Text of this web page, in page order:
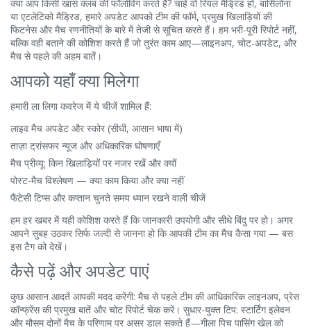
क्या आप किसी खास क्लब की फॉलोविंग करते हैं? चाहे वो रियल मैड्रिड हो, बार्सिलोना
या एटलेटिको मैड्रिड, हमारे अपडेट आपको टीम की फॉर्म, प्रमुख खिलाड़ियों की
फिटनेस और मैच रणनीतियों के बारे में तेजी से सूचित करते हैं। हम भरी-पूरी रिपोर्ट नहीं,
बल्कि वही बताने की कोशिश करते हैं जो तुरंत काम आए—लाइनअप, चोट-अपडेट, और
मैच से पहले की अहम बातें।
आपको यहाँ क्या मिलेगा
हमारी ला लिगा कवरेज में ये चीजें शामिल हैं:
लाइव मैच अपडेट और स्कोर (सीधी, आसान भाषा में)
ताज़ा ट्रांसफर न्यूज और अधिकारिक घोषणाएँ
मैच प्रीव्यू: किन खिलाड़ियों पर नजर रखें और क्यों
पोस्ट-मैच विश्लेषण — क्या काम किया और क्या नहीं
फैंटेसी टिप्स और कप्तान चुनते समय ध्यान रखने वाली चीजें
हम हर खबर में यही कोशिश करते हैं कि जानकारी उपयोगी और सीधे बिंदु पर हो। अगर
आपने सुबह उठकर सिर्फ जल्दी से जानना हो कि आपकी टीम का मैच कैसा गया — बस
इस टैग को देखें।
कैसे पढ़ें और अपडेट पाएं
कुछ आसान आदतें आपकी मदद करेंगी: मैच से पहले टीम की आधिकारिक लाइनअप, प्रेस
कॉन्फ्रेंस की प्रमुख बातें और चोट रिपोर्ट चेक करें। सुधार-युक्त टिप: स्टार्टिंग इलेवन
और मौसम दोनों मैच के परिणाम पर असर डाल सकते हैं—गीला पिच पासिंग खेल को